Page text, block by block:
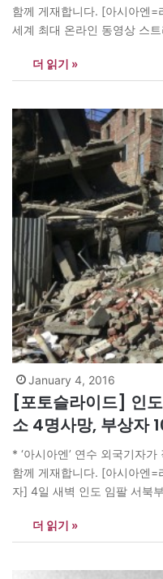
함께 게재합니다. [아시아엔=
세계 최대 온라인 동영상 스
서 열린 세계 최대 가전 전시
에서 130개국에 추가 진출했
더 읽기 »
January 4, 2016
[포토슬라이드] 인도
소 4명사망, 부상자
* ‘아시아엔’ 연수 외국기자
함께 게재합니다. [아시아엔=
자] 4일 새벽 인도 임팔 서북
와 미얀마, 방글라데시의 접
진동이 전해진 것으로 알려
더 읽기 »